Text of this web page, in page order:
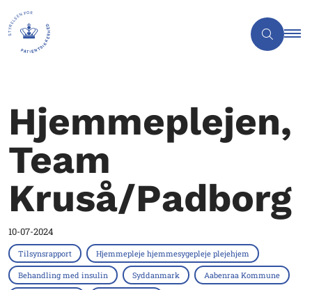
Hjemmeplejen,
Team
Kruså/Padborg
10-07-2024
Tilsynsrapport Hjemmepleje hjemmesygepleje plejehjem
Behandling med insulin Syddanmark Aabenraa Kommune